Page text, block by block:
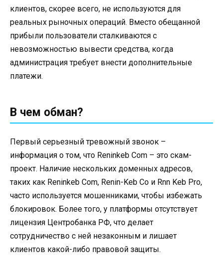
клиентов, скорее всего, не используются для
реальных рыночных операций. Вместо обещанной
прибыли пользователи сталкиваются с
невозможностью вывести средства, когда
администрация требует внести дополнительные
платежи.
В чем обман?
Первый серьезный тревожный звонок –
информация о том, что Reninkeb Com – это скам-
проект. Наличие нескольких доменных адресов,
таких как Reninkeb Com, Renin-Keb Co и Rnn Keb Pro,
часто используется мошенниками, чтобы избежать
блокировок. Более того, у платформы отсутствует
лицензия Центробанка РФ, что делает
сотрудничество с ней незаконным и лишает
клиентов какой-либо правовой защиты.